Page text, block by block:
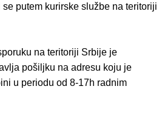
putem kurirske službe na teritoriji
na teritoriji Srbije je
pošiljku na adresu koju je
u periodu od 8-17h radnim